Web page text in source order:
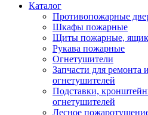
Каталог
Противопожарные
Шкафы пожарные
Щиты пожарные,
Рукава пожарные
Огнетушители
Запчасти для ремонта
огнетушителей
Подставки,
огнетушителей
Лесное